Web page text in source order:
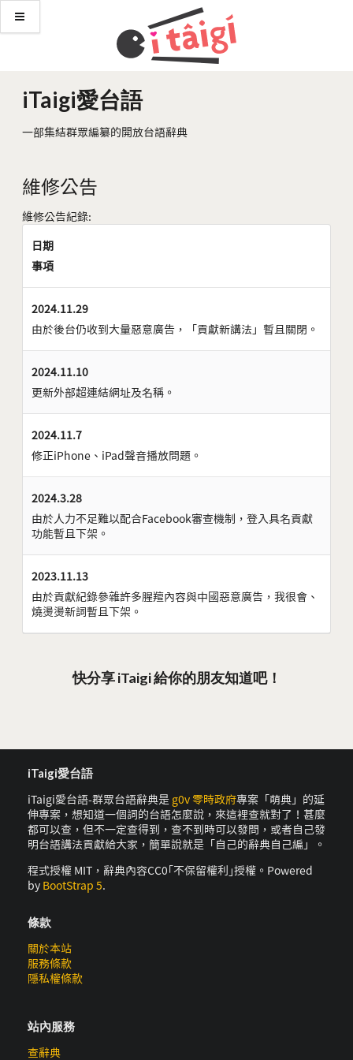
iTaigi愛台語
一部集結群眾編纂的開放台語辭典
維修公告
維修公告紀錄:
日期
事項
2024.11.29
由於後台仍收到大量惡意廣告，「貢獻新講法」暫且關閉。
2024.11.10
更新外部超連結網址及名稱。
2024.11.7
修正iPhone、iPad聲音播放問題。
2024.3.28
由於人力不足難以配合Facebook審查機制，登入具名貢獻
功能暫且下架。
2023.11.13
由於貢獻紀錄參雜許多腥羶內容與中國惡意廣告，我很會、
燒燙燙新詞暫且下架。
快分享 iTaigi 給你的朋友知道吧！
iTaigi愛台語
iTaigi愛台語-群眾台語辭典是 g0v 零時政府專案「萌典」的延
伸專案，想知道一個詞的台語怎麼說，來這裡查就對了！甚麼
都可以查，但不一定查得到，查不到時可以發問，或者自己發
明台語講法貢獻給大家，簡單說就是「自己的辭典自己編」。
程式授權 MIT，辭典內容CC0｢不保留權利｣授權。Powered
by BootStrap 5.
條款
關於本站
服務條款
隱私權條款
站內服務
查辭典